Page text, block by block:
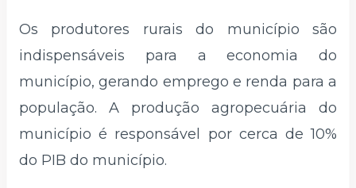
Os produtores rurais do município são
indispensáveis para a economia do
município, gerando emprego e renda para a
população. A produção agropecuária do
município é responsável por cerca de 10%
do PIB do município.